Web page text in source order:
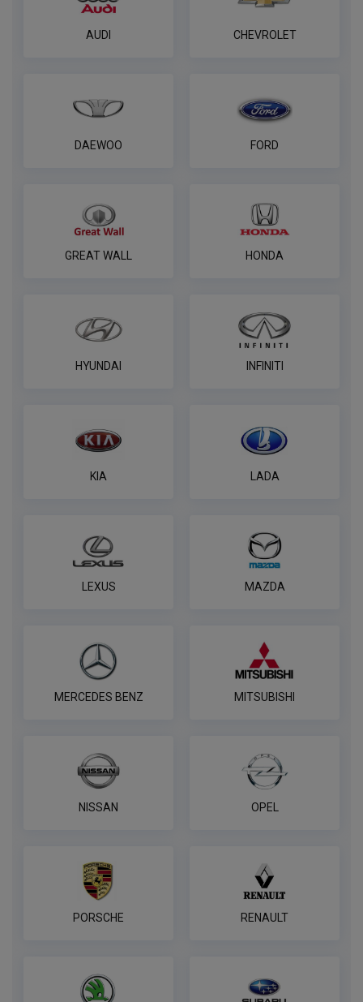
AUDI CHEVROLET
DAEWOO FORD
GREAT WALL HONDA
HYUNDAI INFINITI
KIA LADA
LEXUS MAZDA
MERCEDES BENZ MITSUBISHI
NISSAN OPEL
PORSCHE RENAULT